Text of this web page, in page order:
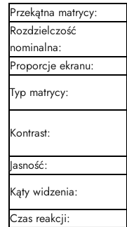
Przekątna matrycy:
Rozdzielczość
nominalna:
Proporcje ekranu:
Typ matrycy:
Kontrast:
Jasność:
Kąty widzenia:
Czas reakcji: